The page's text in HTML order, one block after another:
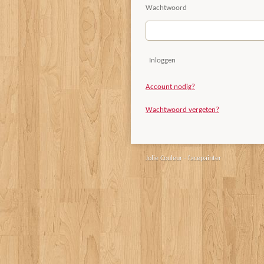
Wachtwoord
Inloggen
Account nodig?
Wachtwoord vergeten?
Jolie Couleur - facepainter